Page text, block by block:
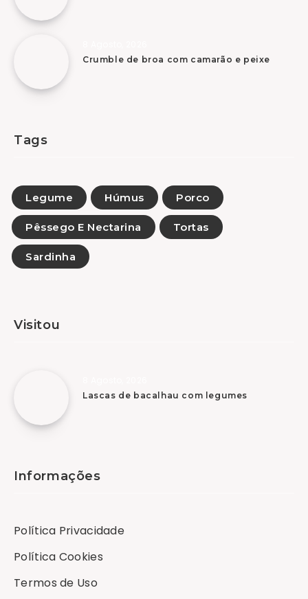
Crumble de broa com camarão e peixe
Tags
Legume Húmus Porco
Pêssego E Nectarina Tortas
Sardinha
Visitou
Lascas de bacalhau com legumes
Informações
Política Privacidade
Política Cookies
Termos de Uso